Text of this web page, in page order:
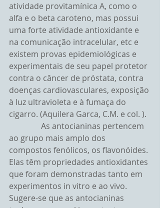
atividade provitamínica A, como o
alfa e o beta caroteno, mas possui
uma forte atividade antioxidante e
na comunicação intracelular, etc e
existem provas epidemiológicas e
experimentais de seu papel protetor
contra o câncer de próstata, contra
doenças cardiovasculares, exposição
à luz ultravioleta e à fumaça do
cigarro. (Aquilera Garca, C.M. e col. ).
ao grupo mais amplo dos
compostos fenólicos, os flavonóides.
Elas têm propriedades antioxidantes
que foram demonstradas tanto em
experimentos in vitro e ao vivo.
Sugere-se que as antocianinas